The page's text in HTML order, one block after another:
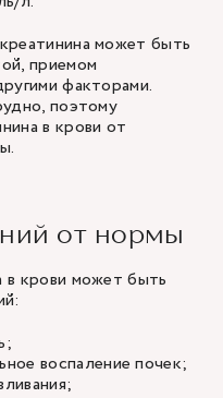
может быть
приемом
факторами.
поэтому
в крови от
от нормы
в крови может быть
воспаление почек;